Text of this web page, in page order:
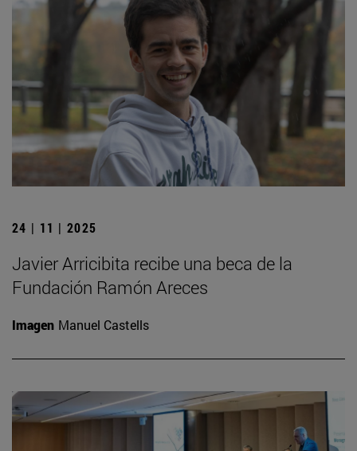
24 | 11 | 2025
Javier Arricibita recibe una beca de la
Fundación Ramón Areces
Imagen Manuel Castells